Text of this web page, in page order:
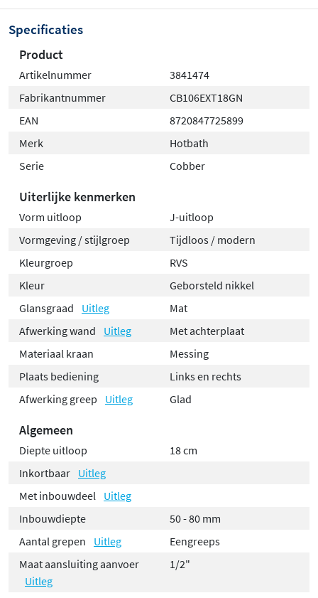
Specificaties
Product
Artikelnummer
3841474
Fabrikantnummer
CB106EXT18GN
EAN
8720847725899
Merk
Hotbath
Serie
Cobber
Uiterlijke kenmerken
Vorm uitloop
J-uitloop
Vormgeving / stijlgroep
Tijdloos / modern
Kleurgroep
RVS
Kleur
Geborsteld nikkel
Glansgraad
Uitleg
Mat
Afwerking wand
Uitleg
Met achterplaat
Materiaal kraan
Messing
Plaats bediening
Links en rechts
Afwerking greep
Uitleg Glad
Algemeen
Diepte uitloop
18 cm
Inkortbaar Uitleg
Met inbouwdeel
Uitleg
Inbouwdiepte
50 - 80 mm
Aantal grepen
Uitleg
Eengreeps
Maat aansluiting aanvoer
Uitleg
1/2"